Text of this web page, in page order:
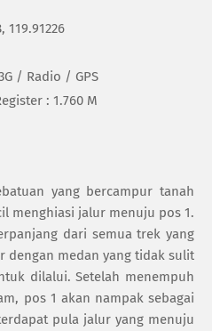
/ Radio / GPS
: 1.760 M
yang bercampur tanah
menghiasi jalur menuju pos 1.
dari semua trek yang
dengan medan yang tidak sulit
dilalui. Setelah menempuh
pos 1 akan nampak sebagai
pula jalur yang menuju